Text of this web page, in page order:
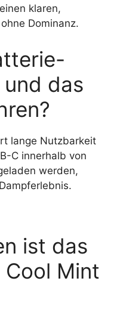
klaren,
Dominanz.
das
lange Nutzbarkeit
C innerhalb von
werden,
ist das
Mint